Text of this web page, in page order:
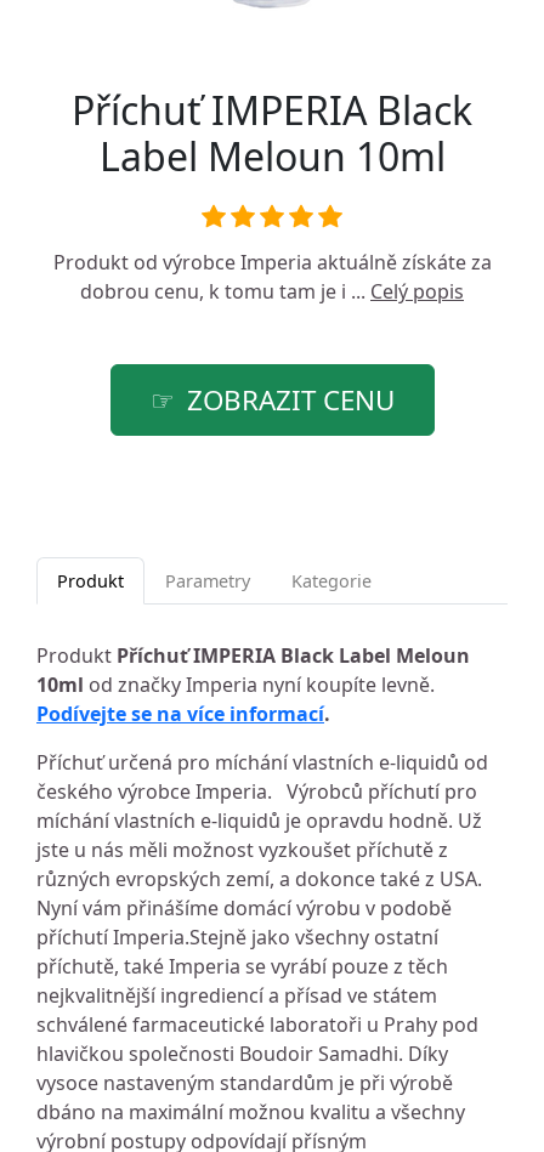
Příchuť IMPERIA Black
Label Meloun 10ml
Produkt od výrobceImperia aktuálně získáte za
dobrou cenu, k tomu tam je i ... Celý popis
ZOBRAZIT CENU
Produkt Parametry Kategorie
Produkt Příchuť IMPERIA Black Label Meloun
10ml od značky Imperia nyní koupíte levně.
Podívejte se na více informací.
Příchuť určená pro míchání vlastních e-liquidů od
českého výrobce Imperia. Výrobců příchutí pro
míchání vlastních e-liquidů je opravdu hodně. Už
jste u nás měli možnost vyzkoušet příchutě z
různých evropských zemí, a dokonce také z USA.
Nyní vám přinášíme domácí výrobu v podobě
příchutí Imperia.Stejně jako všechny ostatní
příchutě, také Imperia se vyrábí pouze z těch
nejkvalitnější ingrediencí a přísad ve státem
schválené farmaceutické laboratoři u Prahy pod
hlavičkou společnosti Boudoir Samadhi. Díky
vysoce nastaveným standardům je při výrobě
dbáno na maximální možnou kvalitu a všechny
výrobní postupy odpovídají přísným